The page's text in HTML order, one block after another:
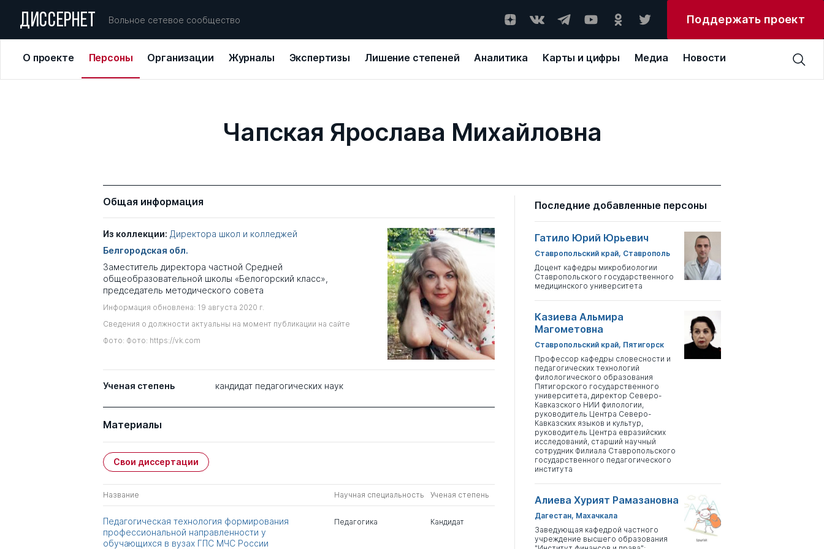
ДИССЕРНЕТ Вольное сетевое сообщество Поддержать проект
О проекте Персоны Организации Журналы Экспертизы Лишение степеней Аналитика Карты и цифры Медиа Новости
Чапская Ярослава Михайловна
Общая информация
Из коллекции: Директора школ и колледжей
Белгородская обл.
Заместитель директора частной Средней
общеобразовательной школы «Белогорский класс»,
председатель методического совета
Информация обновлена: 19 августа 2020 г.
Сведения о должности актуальны на момент публикации на сайте
Фото: Фото: https://vk.com
Ученая степень кандидат педагогических наук
Материалы
Свои диссертации
Название Научная специальность Ученая степень
Педагогическая технология формирования
профессиональной направленности у
обучающихся в вузах ГПС МЧС России
Педагогика Кандидат
Последние добавленные персоны
Гатило Юрий Юрьевич
Ставропольский край, Ставрополь
Доцент кафедры микробиологии
Ставропольского государственного
медицинского университета
Казиева Альмира
Магометовна
Ставропольский край, Пятигорск
Профессор кафедры словесности и
педагогических технологий
филологического образования
Пятигорского государственного
университета, директор Северо-
Кавказского НИИ филологии,
руководитель Центра Северо-
Кавказских языков и культур,
руководитель Центра евразийских
исследований, старший научный
сотрудник Филиала Ставропольского
государственного педагогического
института
Алиева Хурият Рамазановна
Дагестан, Махачкала
Заведующая кафедрой частного
учреждение высшего образования